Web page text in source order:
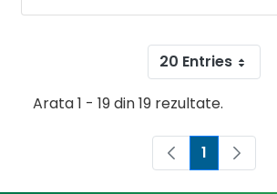
20 Entries
Arata 1 - 19 din 19 rezultate.
Pagina
1